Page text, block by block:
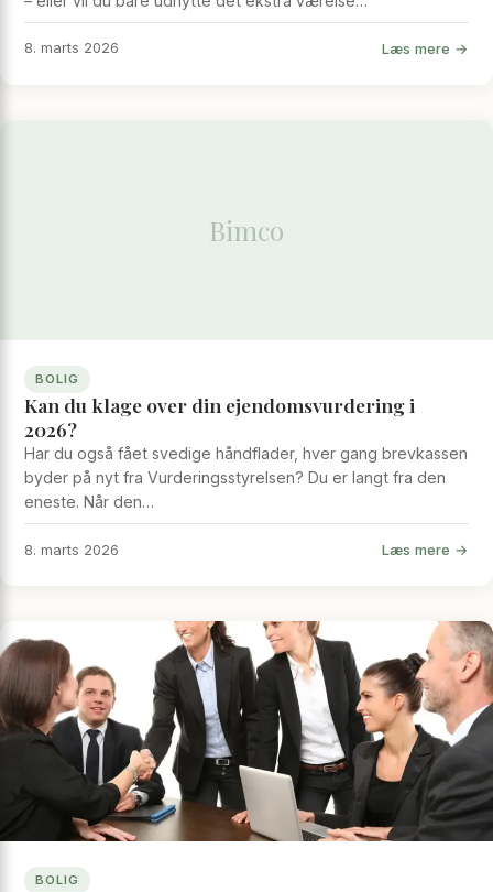
8. marts 2026 Læs mere →
Bimco
BOLIG
Kan du klage over din ejendomsvurdering i
2026?
Har du også fået svedige håndflader, hver gang brevkassen
byder på nyt fra Vurderingsstyrelsen? Du er langt fra den
eneste. Når den…
8. marts 2026 Læs mere →
BOLIG